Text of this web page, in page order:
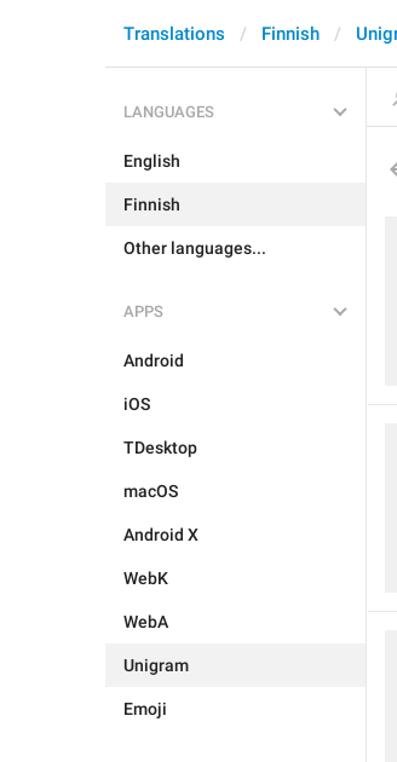
Translations Finnish
LANGUAGES
English
Finnish
Other languages...
APPS
Android
iOS
TDesktop
macOS
Android X
WebK
WebA
Unigram
Emoji